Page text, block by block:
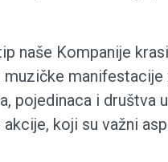
naše Kompanije
pojedinaca i
koji su važni